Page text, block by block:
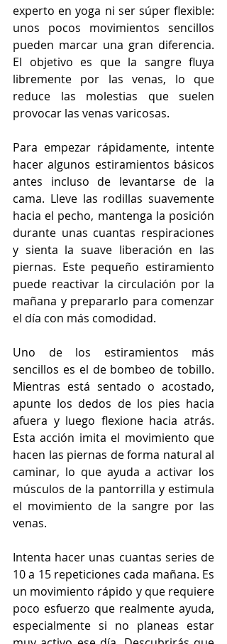
experto en yoga ni ser súper flexible:
unos pocos movimientos sencillos
pueden marcar una gran diferencia.
El objetivo es que la sangre fluya
libremente por las venas, lo que
reduce las molestias que suelen
provocar las venas varicosas.
Para empezar rápidamente, intente
hacer algunos estiramientos básicos
antes incluso de levantarse de la
cama. Lleve las rodillas suavemente
hacia el pecho, mantenga la posición
durante unas cuantas respiraciones
y sienta la suave liberación en las
piernas. Este pequeño estiramiento
puede reactivar la circulación por la
mañana y prepararlo para comenzar
el día con más comodidad.
Uno de los estiramientos más
sencillos es el de bombeo de tobillo.
Mientras está sentado o acostado,
apunte los dedos de los pies hacia
afuera y luego flexione hacia atrás.
Esta acción imita el movimiento que
hacen las piernas de forma natural al
caminar, lo que ayuda a activar los
músculos de la pantorrilla y estimula
el movimiento de la sangre por las
venas.
Intenta hacer unas cuantas series de
10 a 15 repeticiones cada mañana. Es
un movimiento rápido y que requiere
poco esfuerzo que realmente ayuda,
especialmente si no planeas estar